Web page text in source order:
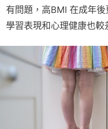
有問題，高BMI 在成年後
學習表現和心理健康也較